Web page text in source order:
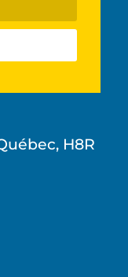
H8R